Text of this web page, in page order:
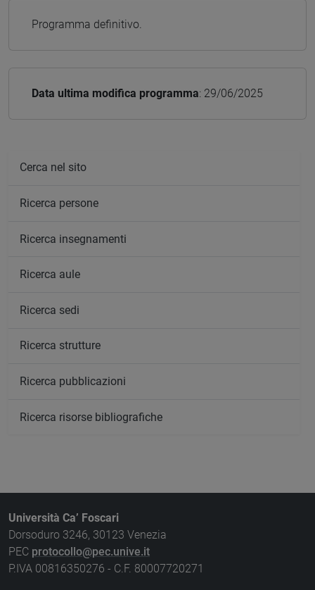
Programma definitivo.
Data ultima modifica programma: 29/06/2025
Cerca nel sito
Ricerca persone
Ricerca insegnamenti
Ricerca aule
Ricerca sedi
Ricerca strutture
Ricerca pubblicazioni
Ricerca risorse bibliografiche
Università Ca’ Foscari
Dorsoduro 3246, 30123 Venezia
PEC protocollo@pec.unive.it
P.IVA 00816350276 - C.F. 80007720271